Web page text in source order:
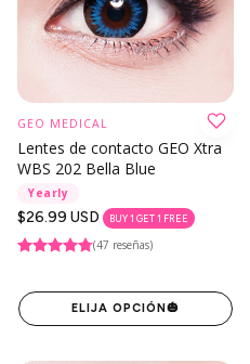
GEO MEDICAL
Lentes de contacto GEO Xtra
WBS 202 Bella Blue
Yearly
Precio
regular
$26.99 USD BUY 1 GET 1 FREE
(47 reseñas)
ELIJA OPCIÓN 🎃